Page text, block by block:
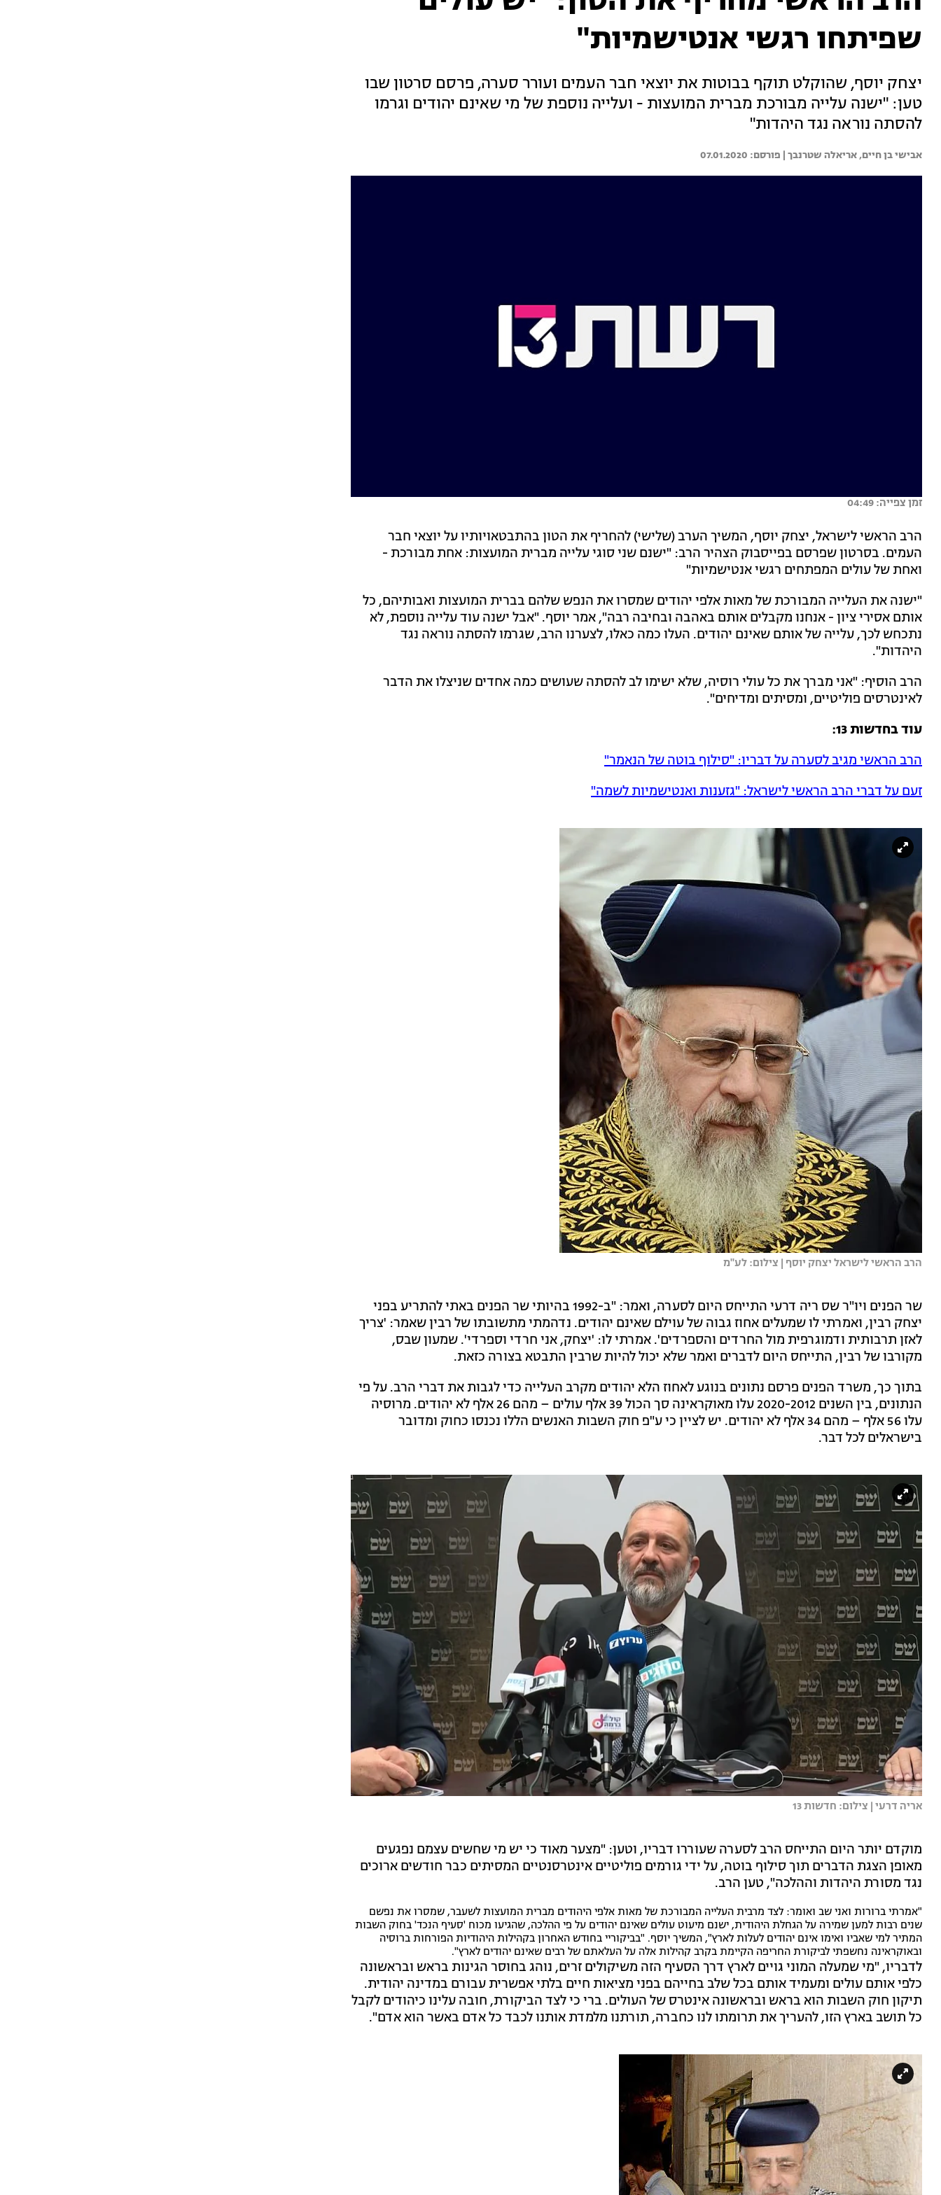
שפיתחו רגשי אנטישמיות"
יצחק יוסף, שהוקלט תוקף בבוטות את יוצאי חבר העמים ועורר סערה, פרסם סרטון שבו
טען: "ישנה עלייה מבורכת מברית המועצות - ועלייה נוספת של מי שאינם יהודים וגרמו
להסתה נוראה נגד היהדות"
אבישי בן חיים, אריאלה שטרנבך | 07.01.2020
זמן צפייה: 04:49
הרב הראשי לישראל, יצחק יוסף, המשיך הערב (שלישי) להחריף את הטון בהתבטאויותיו על יוצאי חבר
העמים. בסרטון שפרסם בפייסבוק הצהיר הרב: "ישנם שני סוגי עלייה מברית המועצות: אחת מבורכת -
ואחת של עולים המפתחים רגשי אנטישמיות"
"ישנה את העלייה המבורכת של מאות אלפי יהודים שמסרו את הנפש שלהם בברית המועצות ואבותיהם, כל
אותם אסירי ציון - אנחנו מקבלים אותם באהבה ובחיבה רבה", אמר יוסף. "אבל ישנה עוד עלייה נוספת, לא
נתכחש לכך, עלייה של אותם שאינם יהודים. העלו כמה כאלו, לצערנו הרב, שגרמו להסתה נוראה נגד
היהדות".
הרב הוסיף: "אני מברך את כל עולי רוסיה, שלא ישימו לב להסתה שעושים כמה אחדים שניצלו את הדבר
לאינטרסים פוליטיים, ומסיתים ומדיחים".
עוד בחדשות 13:
הרב הראשי מגיב לסערה על דבריו: "סילוף בוטה של הנאמר"
זעם על דברי הרב הראשי לישראל: "גזענות ואנטישמיות לשמה"
הרב הראשי לישראל יצחק יוסף | צילום: לע''מ
שר הפנים ויו"ר שס ריה דרעי התייחס היום לסערה, ואמר: "ב-1992 בהיותי שר הפנים באתי להתריע בפני
יצחק רבין, ואמרתי לו שמעלים אחוז גבוה של עוילם שאינם יהודים. נדהמתי מתשובתו של רבין שאמר: 'צריך
לאזן תרבותית ודמוגרפית מול החרדים והספרדים'. אמרתי לו: 'יצחק, אני חרדי וספרדי'. שמעון שבס,
מקורבו של רבין, התייחס היום לדברים ואמר שלא יכול להיות שרבין התבטא בצורה כזאת.
בתוך כך, משרד הפנים פרסם נתונים בנוגע לאחוז הלא יהודים מקרב העלייה כדי לגבות את דברי הרב. על פי
הנתונים, בין השנים 2020-2012 עלו מאוקראינה סך הכול 39 אלף עולים – מהם 26 אלף לא יהודים. מרוסיה
עלו 56 אלף – מהם 34 אלף לא יהודים. יש לציין כי ע"פ חוק השבות האנשים הללו נכנסו כחוק ומדובר
בישראלים לכל דבר.
אריה דרעי | צילום: חדשות 13
מוקדם יותר היום התייחס הרב לסערה שעוררו דבריו, וטען: "מצער מאוד כי יש מי שחשים עצמם נפגעים
מאופן הצגת הדברים תוך סילוף בוטה, על ידי גורמים פוליטיים אינטרסנטיים המסיתים כבר חודשים ארוכים
נגד מסורת היהדות וההלכה", טען הרב.
"אמרתי ברורות ואני שב ואומר: לצד מרבית העלייה המבורכת של מאות אלפי היהודים מברית המועצות לשעבר, שמסרו את נפשם
שנים רבות למען שמירה על הגחלת היהודית, ישנם מיעוט עולים שאינם יהודים על פי ההלכה, שהגיעו מכוח 'סעיף הנכד' בחוק השבות
המתיר למי שאביו ואימו אינם יהודים לעלות לארץ", המשיך יוסף. "בביקוריי בחודש האחרון בקהילות היהודיות הפורחות ברוסיה
ובאוקראינה נחשפתי לביקורת החריפה הקיימת בקרב קהילות אלה על העלאתם של רבים שאינם יהודים לארץ".
לדבריו, "מי שמעלה המוני גויים לארץ דרך הסעיף הזה משיקולים זרים, נוהג בחוסר הגינות בראש ובראשונה
כלפי אותם עולים ומעמיד אותם בכל שלב בחייהם בפני מציאות חיים בלתי אפשרית עבורם במדינה יהודית.
תיקון חוק השבות הוא בראש ובראשונה אינטרס של העולים. ברי כי לצד הביקורת, חובה עלינו כיהודים לקבל
כל תושב בארץ הזו, להעריך את תרומתו לנו כחברה, תורתנו מלמדת אותנו לכבד כל אדם באשר הוא אדם".